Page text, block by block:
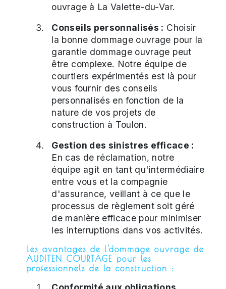
ouvrage à La Valette-du-Var.
Conseils personnalisés : Choisir
la bonne dommage ouvrage pour la
garantie dommage ouvrage peut
être complexe. Notre équipe de
courtiers expérimentés est là pour
vous fournir des conseils
personnalisés en fonction de la
nature de vos projets de
construction à Toulon.
Gestion des sinistres efficace :
En cas de réclamation, notre
équipe agit en tant qu'intermédiaire
entre vous et la compagnie
d'assurance, veillant à ce que le
processus de règlement soit géré
de manière efficace pour minimiser
les interruptions dans vos activités.
Les avantages de l'dommage ouvrage de
AUDITEN COURTAGE pour les
professionnels de la construction :